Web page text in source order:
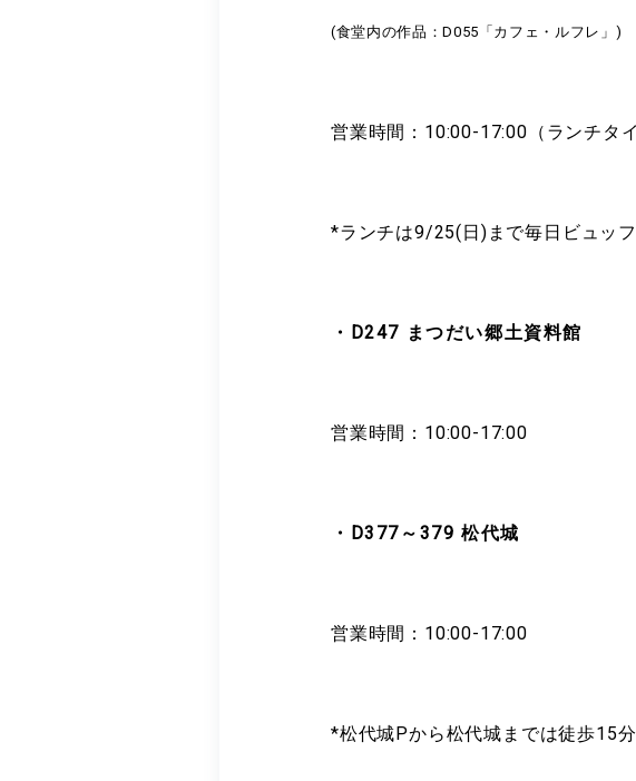
(食堂内の作品：D055「カフェ・ルフレ」)
営業時間：10:00-17:00（ランチタ
*ランチは9/25(日)まで毎日ビュッフ
・D247 まつだい郷土資料館
営業時間：10:00-17:00
・D377～379 松代城
営業時間：10:00-17:00
*松代城Pから松代城までは徒歩15